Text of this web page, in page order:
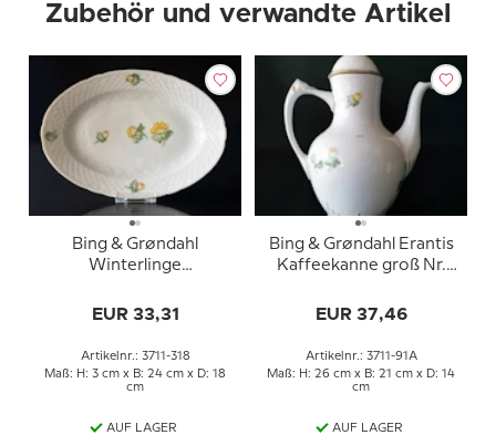
Zubehör und verwandte Artikel
Bing & Grøndahl
Winterlinge
oder 18, 24cm
EUR 33,31
Artikelnr.: 3711-318
Maß: H: 3 cm x B: 24 cm x D: 18
cm
AUF LAGER
Bing & Grøndahl Erantis
Kaffeekanne groß Nr.
EUR 37,46
Artikelnr.: 3711-91A
Maß: H: 26 cm x B: 21 cm x D: 14
cm
AUF LAGER